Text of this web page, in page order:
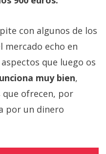
con algunos de los
mercado echo en
que luego os
muy bien,
que ofrecen, por
por un dinero